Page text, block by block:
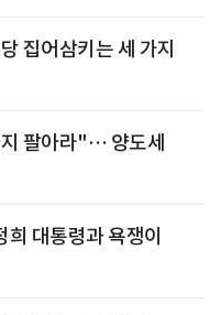
집어삼키는 세 가지
팔아라"… 양도세
대통령과 욕쟁이